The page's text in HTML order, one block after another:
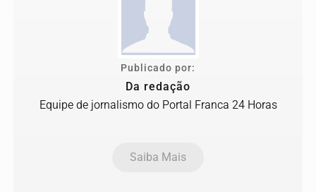
Publicado por:
Da redação
Equipe de jornalismo do Portal Franca 24 Horas
Saiba Mais